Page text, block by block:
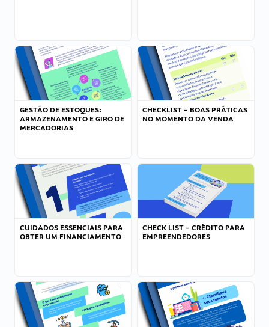
GESTÃO DE ESTOQUES:
ARMAZENAMENTO E GIRO DE
MERCADORIAS
CHECKLIST – BOAS PRÁTICAS
NO MOMENTO DA VENDA
CUIDADOS ESSENCIAIS PARA
OBTER UM FINANCIAMENTO
CHECK LIST – CRÉDITO PARA
EMPREENDEDORES